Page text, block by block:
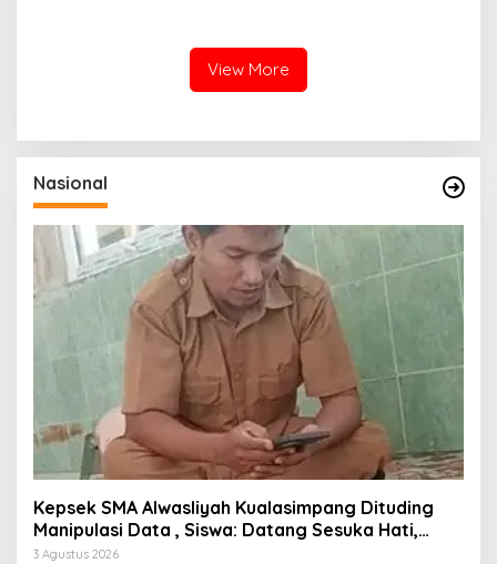
View More
Nasional
Kepsek SMA Alwasliyah Kualasimpang Dituding
Manipulasi Data , Siswa: Datang Sesuka Hati,
Dana MBG Disalurkan ke Guru & Pesantren
3 Agustus 2026